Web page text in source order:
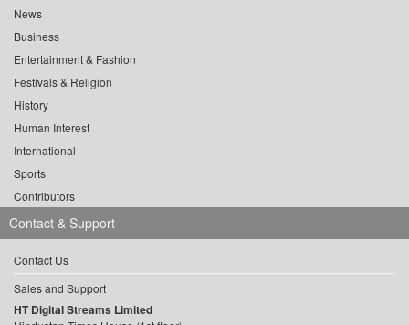
News
Business
Entertainment & Fashion
Festivals & Religion
History
Human Interest
International
Sports
Contributors
Contact & Support
Contact Us
Sales and Support
HT Digital Streams Limited